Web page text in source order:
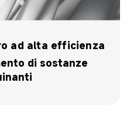
ad alta efficienza
di sostanze